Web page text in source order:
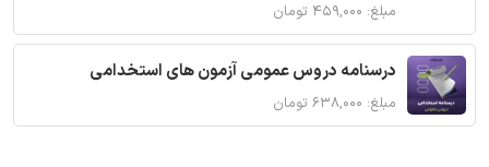
مبلغ: ۴۵۹,۰۰۰ تومان
درسنامه دروس عمومی آزمون های استخدامی
مبلغ: ۶۳۸,۰۰۰ تومان